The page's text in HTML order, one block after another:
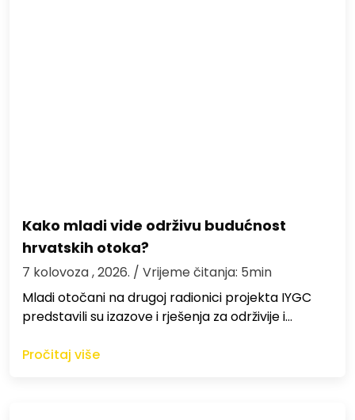
Kako mladi vide održivu budućnost
hrvatskih otoka?
7 kolovoza , 2026. / Vrijeme čitanja: 5min
Mladi otočani na drugoj radionici projekta IYGC
predstavili su izazove i rješenja za održivije i…
Pročitaj više